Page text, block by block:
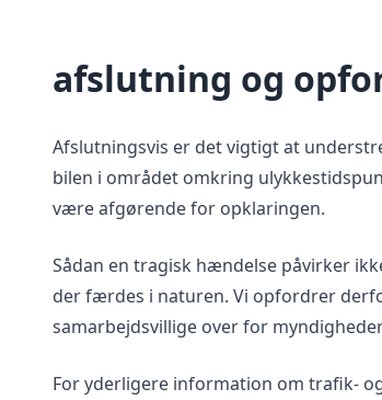
afslutning og
Afslutningsvis er det vigtigt at
bilen i området omkring
være afgørende for opklaringen.
Sådan en tragisk hændelse påvirker
der færdes i naturen. Vi opfordrer
samarbejdsvillige over for
For yderligere information om trafik-